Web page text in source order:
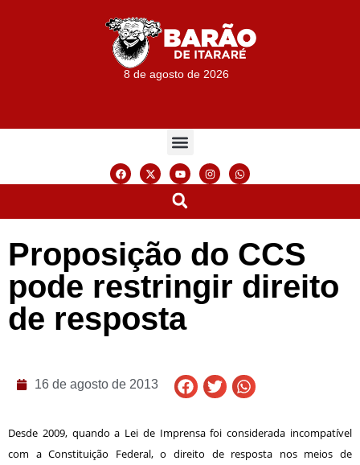
8 de agosto de 2026
Proposição do CCS
pode restringir direito
de resposta
16 de agosto de 2013
Desde 2009, quando a Lei de Imprensa foi considerada incompatível
com a Constituição Federal, o direito de resposta nos meios de